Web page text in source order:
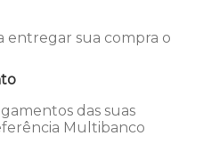
entregar sua compra o
das suas
Multibanco